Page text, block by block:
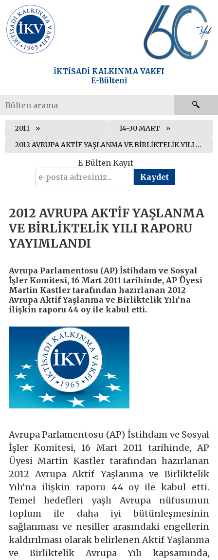
İKTİSADİ KALKINMA VAKFI
E-Bülteni
2011
14-30 MART
2012 AVRUPA AKTİF YAŞLANMA VE BİRLİKTELİK YILI RAPORU YAYIMLANDI
E-Bülten Kayıt
2012 AVRUPA AKTİF YAŞLANMA
VE BİRLİKTELİK YILI RAPORU
YAYIMLANDI
Avrupa Parlamentosu (AP) İstihdam ve Sosyal
İşler Komitesi, 16 Mart 2011 tarihinde, AP Üyesi
Martin Kastler tarafından hazırlanan 2012
Avrupa Aktif Yaşlanma ve Birliktelik Yılı’na
ilişkin raporu 44 oy ile kabul etti.
Avrupa Parlamentosu (AP) İstihdam ve Sosyal
İşler Komitesi, 16 Mart 2011 tarihinde, AP
Üyesi Martin Kastler tarafından hazırlanan
2012 Avrupa Aktif Yaşlanma ve Birliktelik
Yılı’na ilişkin raporu 44 oy ile kabul etti.
Temel hedefleri yaşlı Avrupa nüfusunun
toplum ile daha iyi bütünleşmesinin
sağlanması ve nesiller arasındaki engellerin
kaldırılması olarak belirlenen Aktif Yaşlanma
ve Birliktelik Avrupa Yılı kapsamında,